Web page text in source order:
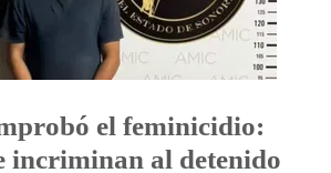
el feminicidio:
incriminan al detenido